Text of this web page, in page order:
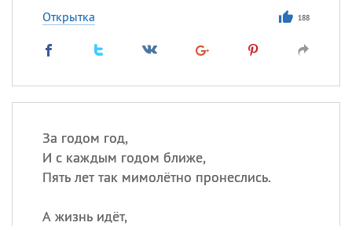
Открытка 188
За годом год,
И с каждым годом ближе,
Пять лет так мимолётно пронеслись.
А жизнь идёт,